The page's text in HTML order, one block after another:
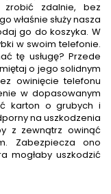
zdalnie, bez
właśnie służy nasza
go do koszyka. W
w swoim telefonie.
tę usługę? Przede
o jego solidnym
owinięcie telefonu
w dopasowanym
karton o grubych i
na uszkodzenia
z zewnątrz owinąć
Zabezpiecza ono
mogłaby uszkodzić